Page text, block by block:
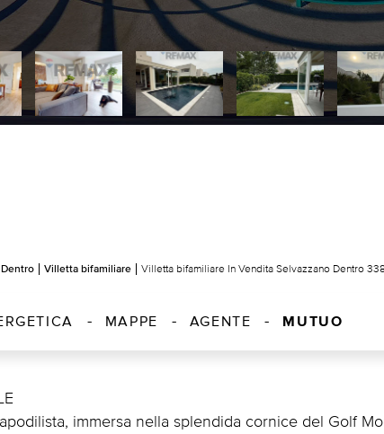
Villetta bifamiliare Villetta bifamiliare In Vendita Selvazzano Dentro
MAPPE AGENTE MUTUO
immersa nella splendida cornice del Golf